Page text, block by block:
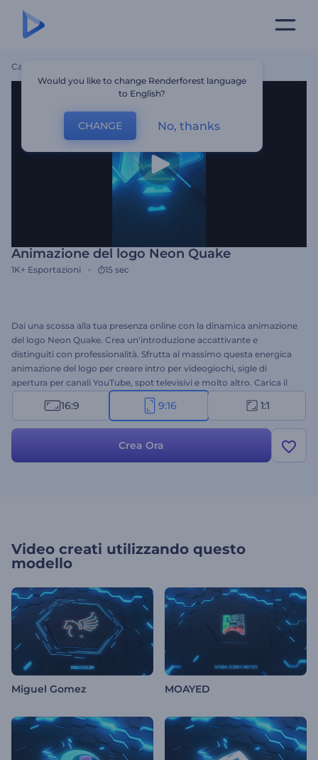
Casa
Animazione del logo Neon Quake
1K+ Esportazioni 15 sec
Dai una scossa alla tua presenza online con la dinamica animazione
del logo Neon Quake. Crea un'introduzione accattivante e
distinguiti con professionalità. Sfrutta al massimo questa energica
animazione del logo per creare intro per videogiochi, sigle di
apertura per canali YouTube, spot televisivi e molto altro. Carica il
tuo logo e ottieni un'animazione professionale in pochi minuti. Non
esitare a provarla subito gratuitamente!
16:9 9:16 1:1
Crea Ora
Video creati utilizzando questo
modello
Miguel Gomez MOAYED
Would you like to change Renderforest language
to English?
CHANGE No, thanks